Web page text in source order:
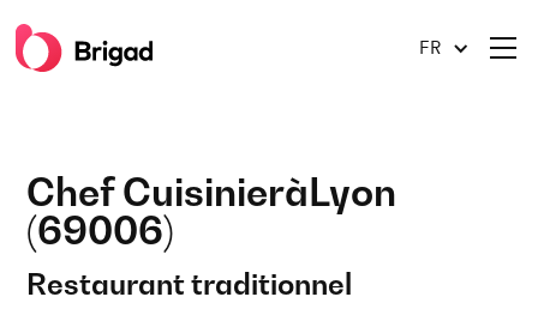
FR
Chef CuisinieràLyon
(69006)
Restaurant traditionnel